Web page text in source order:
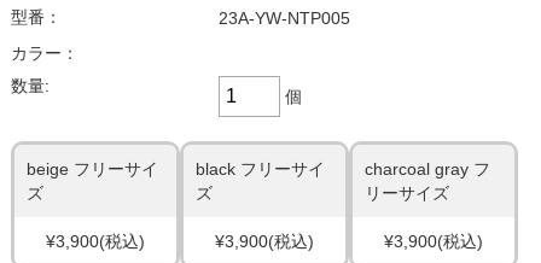
型番：
23A-YW-NTP005
カラー：
数量:
個
beige フリーサイ
ズ
¥3,900(税込)
black フリーサイ
ズ
¥3,900(税込)
charcoal gray フ
リーサイズ
¥3,900(税込)